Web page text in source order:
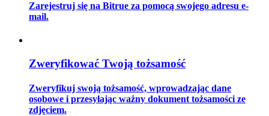
Strategie handlowe
Zarejestruj się na Bitrue za pomocą swojego adresu e-
mail.
Zweryfikować Twoją tożsamość
Zweryfikuj swoją tożsamość, wprowadzając dane
osobowe i przesyłając ważny dokument tożsamości ze
zdjęciem.